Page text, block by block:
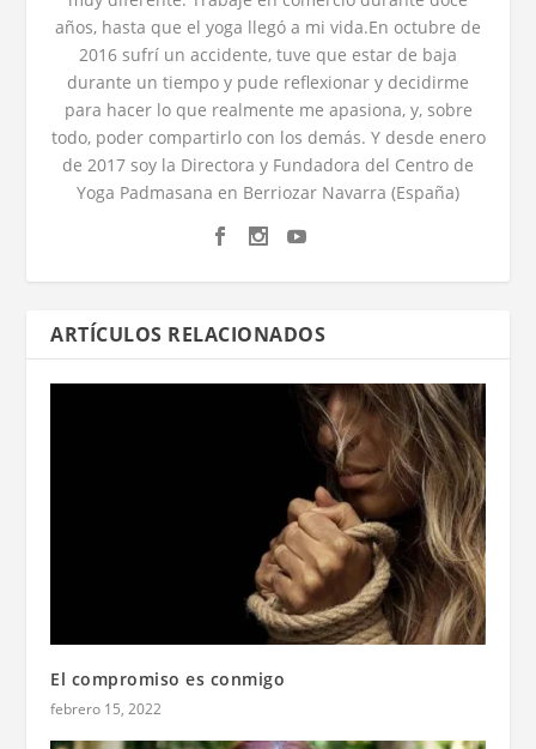
años, hasta que el yoga llegó a mi vida.En octubre de
2016 sufrí un accidente, tuve que estar de baja
durante un tiempo y pude reflexionar y decidirme
para hacer lo que realmente me apasiona, y, sobre
todo, poder compartirlo con los demás. Y desde enero
de 2017 soy la Directora y Fundadora del Centro de
Yoga Padmasana en Berriozar Navarra (España)
ARTÍCULOS RELACIONADOS
El compromiso es conmigo
febrero 15, 2022